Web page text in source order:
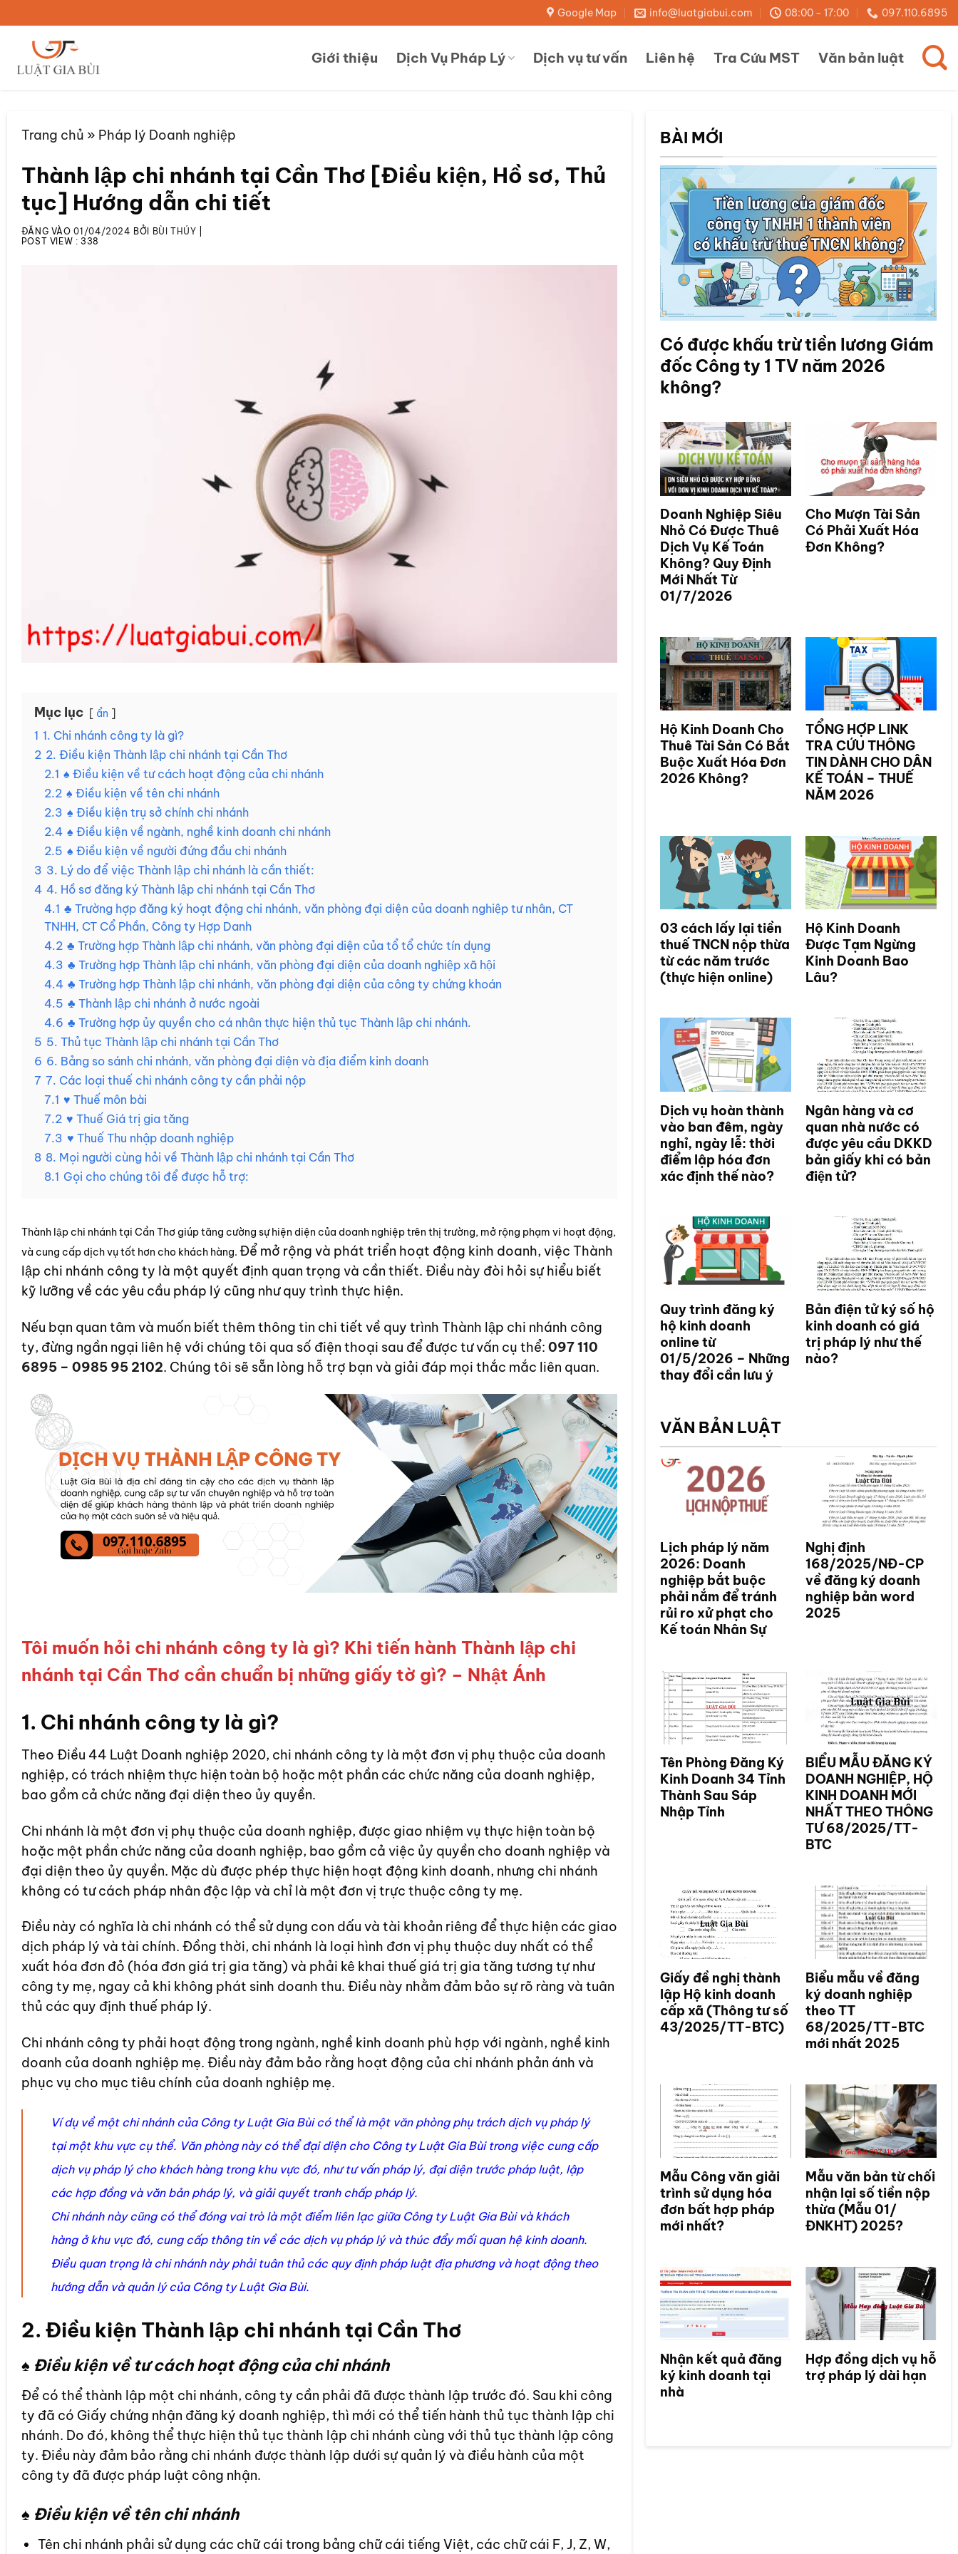
qua
dung
Google Map info@luatgiabui.com 08:00 - 17:00 097.110.6895
Giới thiệu Dịch Vụ Pháp Lý Dịch vụ tư vấn Liên hệ Tra Cứu MST Văn bản luật
Trang chủ » Pháp lý Doanh nghiệp
Thành lập chi nhánh tại Cần Thơ [Điều kiện, Hồ sơ, Thủ
tục] Hướng dẫn chi tiết
ĐĂNG VÀO01/04/2024 BỞI BÙI THÚY
POST VIEW : 338
Mục lục ẩn
1 1. Chi nhánh công ty là gì?
2 2. Điều kiện Thành lập chi nhánh tại Cần Thơ
2.1 ♠ Điều kiện về tư cách hoạt động của chi nhánh
2.2 ♠ Điều kiện về tên chi nhánh
2.3 ♠ Điều kiện trụ sở chính chi nhánh
2.4 ♠ Điều kiện về ngành, nghề kinh doanh chi nhánh
2.5 ♠ Điều kiện về người đứng đầu chi nhánh
3 3. Lý do để việc Thành lập chi nhánh là cần thiết:
4 4. Hồ sơ đăng ký Thành lập chi nhánh tại Cần Thơ
4.1 ♣ Trường hợp đăng ký hoạt động chi nhánh, văn phòng đại diện của doanh nghiệp tư nhân, CT
TNHH, CT Cổ Phần, Công ty Hợp Danh
4.2 ♣ Trường hợp Thành lập chi nhánh, văn phòng đại diện của tổ tổ chức tín dụng
4.3 ♣ Trường hợp Thành lập chi nhánh, văn phòng đại diện của doanh nghiệp xã hội
4.4 ♣ Trường hợp Thành lập chi nhánh, văn phòng đại diện của công ty chứng khoán
4.5 ♣ Thành lập chi nhánh ở nước ngoài
4.6 ♣ Trường hợp ủy quyền cho cá nhân thực hiện thủ tục Thành lập chi nhánh.
5 5. Thủ tục Thành lập chi nhánh tại Cần Thơ
6 6. Bảng so sánh chi nhánh, văn phòng đại diện và địa điểm kinh doanh
7 7. Các loại thuế chi nhánh công ty cần phải nộp
7.1 ♥ Thuế môn bài
7.2 ♥ Thuế Giá trị gia tăng
7.3 ♥ Thuế Thu nhập doanh nghiệp
8 8. Mọi người cùng hỏi về Thành lập chi nhánh tại Cần Thơ
8.1 Gọi cho chúng tôi để được hỗ trợ:
Thành lập chi nhánh tại Cần Thơ giúp tăng cường sự hiện diện của doanh nghiệp trên thị trường, mở rộng phạm vi hoạt động,
và cung cấp dịch vụ tốt hơn cho khách hàng. Để mở rộng và phát triển hoạt động kinh doanh, việc Thành
lập chi nhánh công ty là một quyết định quan trọng và cần thiết. Điều này đòi hỏi sự hiểu biết
kỹ lưỡng về các yêu cầu pháp lý cũng như quy trình thực hiện.
Nếu bạn quan tâm và muốn biết thêm thông tin chi tiết về quy trình Thành lập chi nhánh công
ty, đừng ngần ngại liên hệ với chúng tôi qua số điện thoại sau để được tư vấn cụ thể: 097 110
6895 – 0985 95 2102. Chúng tôi sẽ sẵn lòng hỗ trợ bạn và giải đáp mọi thắc mắc liên quan.
Tôi muốn hỏi chi nhánh công ty là gì? Khi tiến hành Thành lập chi
nhánh tại Cần Thơ cần chuẩn bị những giấy tờ gì? – Nhật Ánh
1. Chi nhánh công ty là gì?
Theo Điều 44 Luật Doanh nghiệp 2020, chi nhánh công ty là một đơn vị phụ thuộc của doanh
nghiệp, có trách nhiệm thực hiện toàn bộ hoặc một phần các chức năng của doanh nghiệp,
bao gồm cả chức năng đại diện theo ủy quyền.
Chi nhánh là một đơn vị phụ thuộc của doanh nghiệp, được giao nhiệm vụ thực hiện toàn bộ
hoặc một phần chức năng của doanh nghiệp, bao gồm cả việc ủy quyền cho doanh nghiệp và
đại diện theo ủy quyền. Mặc dù được phép thực hiện hoạt động kinh doanh, nhưng chi nhánh
không có tư cách pháp nhân độc lập và chỉ là một đơn vị trực thuộc công ty mẹ.
Điều này có nghĩa là chi nhánh có thể sử dụng con dấu và tài khoản riêng để thực hiện các giao
dịch pháp lý và tài chính. Đồng thời, chi nhánh là loại hình đơn vị phụ thuộc duy nhất có thể
xuất hóa đơn đỏ (hóa đơn giá trị gia tăng) và phải kê khai thuế giá trị gia tăng tương tự như
công ty mẹ, ngay cả khi không phát sinh doanh thu. Điều này nhằm đảm bảo sự rõ ràng và tuân
thủ các quy định thuế pháp lý.
Chi nhánh công ty phải hoạt động trong ngành, nghề kinh doanh phù hợp với ngành, nghề kinh
doanh của doanh nghiệp mẹ. Điều này đảm bảo rằng hoạt động của chi nhánh phản ánh và
phục vụ cho mục tiêu chính của doanh nghiệp mẹ.
Ví dụ về một chi nhánh của Công ty Luật Gia Bùi có thể là một văn phòng phụ trách dịch vụ pháp lý
tại một khu vực cụ thể. Văn phòng này có thể đại diện cho Công ty Luật Gia Bùi trong việc cung cấp
dịch vụ pháp lý cho khách hàng trong khu vực đó, như tư vấn pháp lý, đại diện trước pháp luật, lập
các hợp đồng và văn bản pháp lý, và giải quyết tranh chấp pháp lý.
Chi nhánh này cũng có thể đóng vai trò là một điểm liên lạc giữa Công ty Luật Gia Bùi và khách
hàng ở khu vực đó, cung cấp thông tin về các dịch vụ pháp lý và thúc đẩy mối quan hệ kinh doanh.
Điều quan trọng là chi nhánh này phải tuân thủ các quy định pháp luật địa phương và hoạt động theo
hướng dẫn và quản lý của Công ty Luật Gia Bùi.
2. Điều kiện Thành lập chi nhánh tại Cần Thơ
♠ Điều kiện về tư cách hoạt động của chi nhánh
Để có thể thành lập một chi nhánh, công ty cần phải đã được thành lập trước đó. Sau khi công
ty đã có Giấy chứng nhận đăng ký doanh nghiệp, thì mới có thể tiến hành thủ tục thành lập chi
nhánh. Do đó, không thể thực hiện thủ tục thành lập chi nhánh cùng với thủ tục thành lập công
ty. Điều này đảm bảo rằng chi nhánh được thành lập dưới sự quản lý và điều hành của một
công ty đã được pháp luật công nhận.
♠ Điều kiện về tên chi nhánh
Tên chi nhánh phải sử dụng các chữ cái trong bảng chữ cái tiếng Việt, các chữ cái F, J, Z, W,
BÀI MỚI
Có được khấu trừ tiền lương Giám
đốc Công ty 1 TV năm 2026
không?
Doanh Nghiệp Siêu
Nhỏ Có Được Thuê
Dịch Vụ Kế Toán
Không? Quy Định
Mới Nhất Từ
01/7/2026
Cho Mượn Tài Sản
Có Phải Xuất Hóa
Đơn Không?
Hộ Kinh Doanh Cho
Thuê Tài Sản Có Bắt
Buộc Xuất Hóa Đơn
2026 Không?
TỔNG HỢP LINK
TRA CỨU THÔNG
TIN DÀNH CHO DÂN
KẾ TOÁN – THUẾ
NĂM 2026
03 cách lấy lại tiền
thuế TNCN nộp thừa
từ các năm trước
(thực hiện online)
Hộ Kinh Doanh
Được Tạm Ngừng
Kinh Doanh Bao
Lâu?
Dịch vụ hoàn thành
vào ban đêm, ngày
nghỉ, ngày lễ: thời
điểm lập hóa đơn
xác định thế nào?
Ngân hàng và cơ
quan nhà nước có
được yêu cầu DKKD
bản giấy khi có bản
điện tử?
Quy trình đăng ký
hộ kinh doanh
online từ
01/5/2026 – Những
thay đổi cần lưu ý
Bản điện tử ký số hộ
kinh doanh có giá
trị pháp lý như thế
nào?
VĂN BẢN LUẬT
Lịch pháp lý năm
2026: Doanh
nghiệp bắt buộc
phải nắm để tránh
rủi ro xử phạt cho
Kế toán Nhân Sự
Nghị định
168/2025/NĐ-CP
về đăng ký doanh
nghiệp bản word
2025
Tên Phòng Đăng Ký
Kinh Doanh 34 Tỉnh
Thành Sau Sáp
Nhập Tỉnh
BIỂU MẪU ĐĂNG KÝ
DOANH NGHIỆP, HỘ
KINH DOANH MỚI
NHẤT THEO THÔNG
TƯ 68/2025/TT-
BTC
Giấy đề nghị thành
lập Hộ kinh doanh
cấp xã (Thông tư số
43/2025/TT-BTC)
Biểu mẫu về đăng
ký doanh nghiệp
theo TT
68/2025/TT-BTC
mới nhất 2025
Mẫu Công văn giải
trình sử dụng hóa
đơn bất hợp pháp
mới nhất?
Mẫu văn bản từ chối
nhận lại số tiền nộp
thừa (Mẫu 01/
ĐNKHT) 2025?
Nhận kết quả đăng
ký kinh doanh tại
nhà
Hợp đồng dịch vụ hỗ
trợ pháp lý dài hạn